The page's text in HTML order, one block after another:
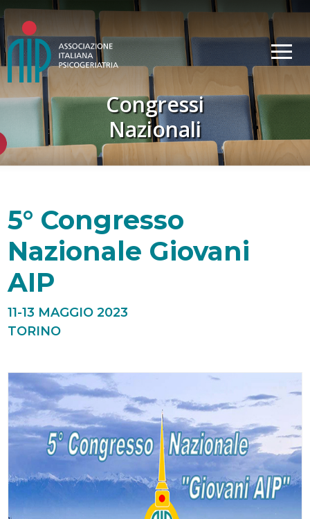
Congressi
Nazionali
5° Congresso
Nazionale Giovani
AIP
11-13 MAGGIO 2023
TORINO